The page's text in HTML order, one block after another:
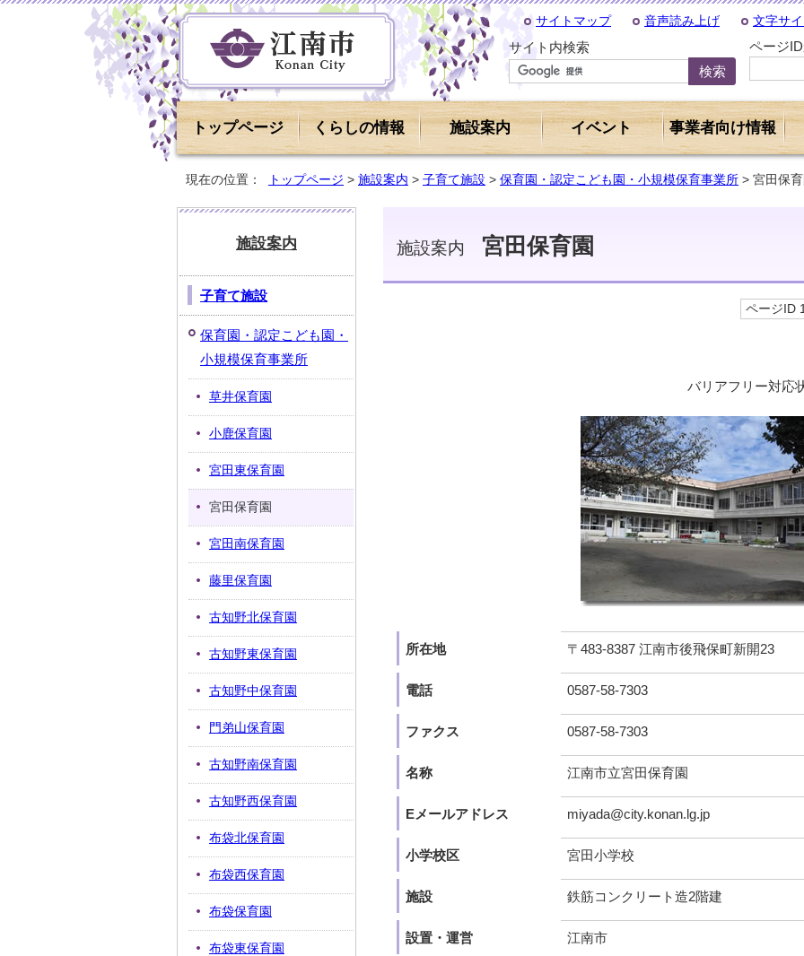
サイトマップ 音声読み上げ 文字サ
サイト内検索 ページ
トップページ くらしの情報 施設案内 イベント 事業者向け情報
現在の位置： トップページ > 施設案内 > 子育て施設 > 保育園・認定こども園・小規模保育事業所 > 宮田保
施設案内 宮田保育園
ページID
バリアフリー対応
所在地 〒483-8387 江南市後飛保町新開23
電話 0587-58-7303
ファクス 0587-58-7303
名称 江南市立宮田保育園
Eメールアドレス miyada@city.konan.lg.jp
小学校区 宮田小学校
施設 鉄筋コンクリート造2階建
設置・運営 江南市
施設案内
子育て施設
保育園・認定こども園・
小規模保育事業所
草井保育園
小鹿保育園
宮田東保育園
宮田保育園
宮田南保育園
藤里保育園
古知野北保育園
古知野東保育園
古知野中保育園
門弟山保育園
古知野南保育園
古知野西保育園
布袋北保育園
布袋西保育園
布袋保育園
布袋東保育園